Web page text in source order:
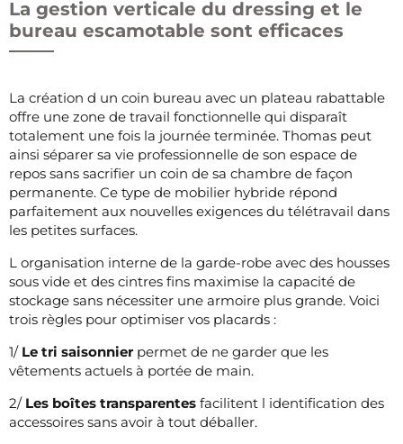
La gestion verticale du dressing et le
bureau escamotable sont efficaces
La création d un coin bureau avec un plateau rabattable
offre une zone de travail fonctionnelle qui disparaît
totalement une fois la journée terminée. Thomas peut
ainsi séparer sa vie professionnelle de son espace de
repos sans sacrifier un coin de sa chambre de façon
permanente. Ce type de mobilier hybride répond
parfaitement aux nouvelles exigences du télétravail dans
les petites surfaces.
L organisation interne de la garde-robe avec des housses
sous vide et des cintres fins maximise la capacité de
stockage sans nécessiter une armoire plus grande. Voici
trois règles pour optimiser vos placards :
1/ Le tri saisonnier permet de ne garder que les
vêtements actuels à portée de main.
2/ Les boîtes transparentes facilitent l identification des
accessoires sans avoir à tout déballer.